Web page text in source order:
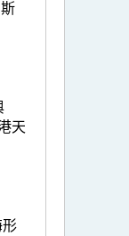
天
形